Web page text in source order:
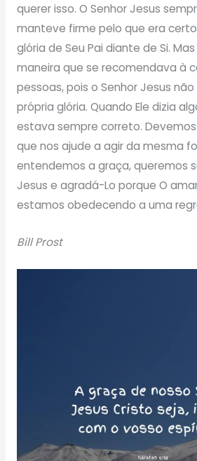
querer isso. O Senhor Jesus
manteve firme pelo que era
glória de Seu Pai diante de Si.
maneira que se recomendava à
pessoas, pois o Senhor Jesus
própria glória. Quando Ele dizia
estava sempre correto.
que nos ajude a agir da mesma
entendemos a graça, queremos
Jesus e agradá-Lo porque O
estamos obedecendo a uma
Bill Prost